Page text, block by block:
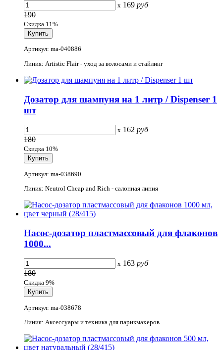
x 169 руб
190
Скидка 11%
Артикул: ma-040886
Линия: Artistic Flair - уход за волосами и стайлинг
Дозатор для шампуня на 1 литр / Dispenser 1
шт
x 162 руб
180
Скидка 10%
Артикул: ma-038690
Линия: Neutrol Cheap and Rich - салонная линия
Насос-дозатор пластмассовый для флаконов
1000...
x 163 руб
180
Скидка 9%
Артикул: ma-038678
Линия: Аксессуары и техника для парикмахеров